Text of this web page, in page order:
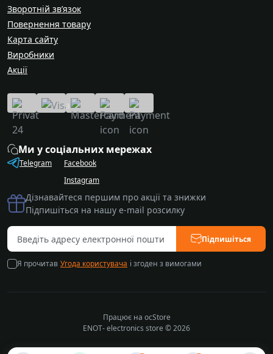
Зворотній зв’язок
Повернення товару
Карта сайту
Виробники
Акції
Ми у соціальних мережах
Telegram
Facebook
Instagram
Дізнавайтеся першим про акції та знижки
Підпишіться на нашу e-mail розсилку
Підпишіться
Я прочитав Угода користувача і згоден з вимогами
Працює на ocStore
ENOT- electronics store © 2026